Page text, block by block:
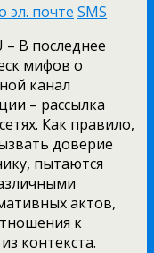
эл. почте SMS
– В последнее
мифов о
канал
– рассылка
Как правило,
доверие
пытаются
актов,
к
контекста.